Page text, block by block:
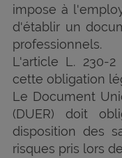
impose à
d'établir un
professionnels.
L'article L. 230-
cette obligation
Le Document
(DUER) doit
disposition des
risques pris lors